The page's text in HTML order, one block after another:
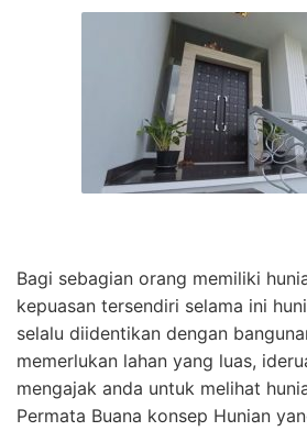
Bagi sebagian orang memiliki
kepuasan tersendiri selama ini
selalu diidentikan dengan
memerlukan lahan yang luas,
mengajak anda untuk melihat
Permata Buana konsep Hunian